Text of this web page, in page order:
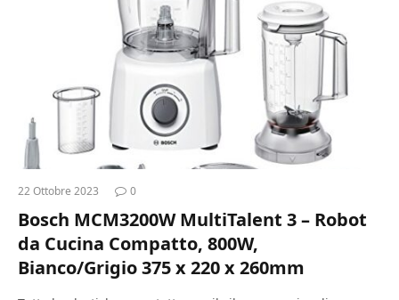
22 Ottobre 2023 0
Bosch MCM3200W MultiTalent 3 – Robot
da Cucina Compatto, 800W,
Bianco/Grigio 375 x 220 x 260mm